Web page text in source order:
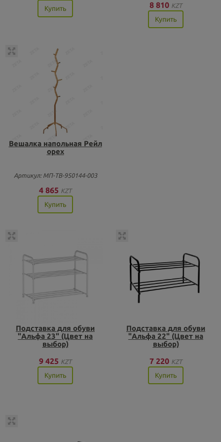
Купить 8 810 KZT
Купить
Вешалка напольная Рейл
орех
Артикул: МП-ТВ-950144-003
4 865 KZT
Купить
Подставка для обуви
"Альфа 23" (Цвет на
выбор)
9 425 KZT
Купить
Подставка для обуви
"Альфа 22" (Цвет на
выбор)
7 220 KZT
Купить